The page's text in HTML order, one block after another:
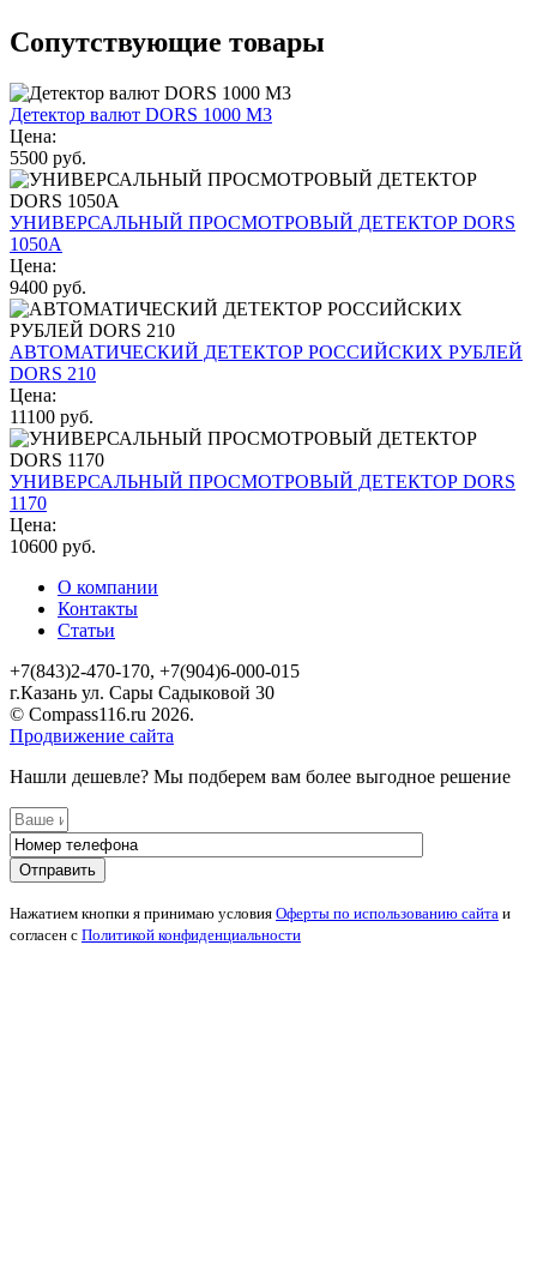
Сопутствующие товары
Детектор валют DORS 1000 M3
Цена:
5500 руб.
УНИВЕРСАЛЬНЫЙ ПРОСМОТРОВЫЙ ДЕТЕКТОР DORS
1050A
Цена:
9400 руб.
АВТОМАТИЧЕСКИЙ ДЕТЕКТОР РОССИЙСКИХ РУБЛЕЙ
DORS 210
Цена:
11100 руб.
УНИВЕРСАЛЬНЫЙ ПРОСМОТРОВЫЙ ДЕТЕКТОР DORS
1170
Цена:
10600 руб.
О компании
Контакты
Статьи
+7(843)2-470-170, +7(904)6-000-015
г.Казань ул. Сары Садыковой 30
© Compass116.ru 2026.
Продвижение сайта
Нашли дешевле? Мы подберем вам более выгодное решение
Нажатием кнопки я принимаю условия Оферты по использованию сайта и
согласен с Политикой конфиденциальности